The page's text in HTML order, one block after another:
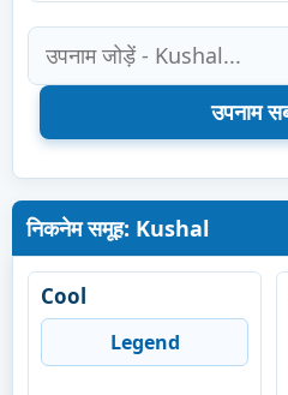
निकनेम समूह: Kushal
Cool
Legend